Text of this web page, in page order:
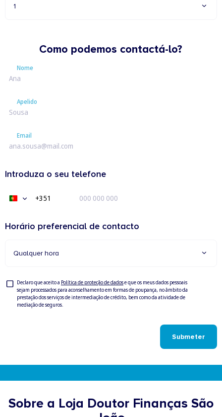
1
Como podemos contactá-lo?
Nome
Nome
Apelido
Apelido
Email
Email
Introduza o seu telefone
Portugal+351
Horário preferencial de contacto
Qualquer hora
Privacy
Check
Declaro que aceito a Política de proteção de dadose que os meus dados pessoais
sejam processados para aconselhamento em formas de poupança, no âmbito da
prestação dos serviços de intermediação de crédito, bem como da atividade de
mediação de seguros.
Submeter
Sobre a Loja Doutor Finanças São